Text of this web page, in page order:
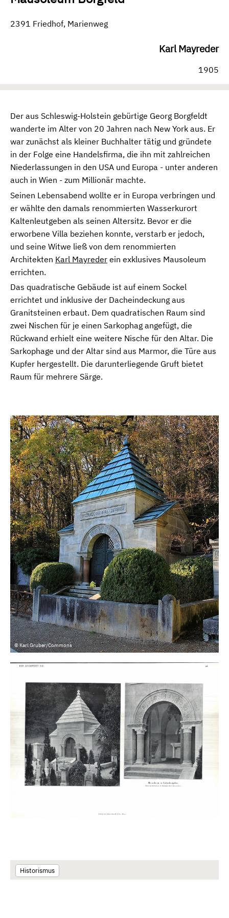
2391 Friedhof, Marienweg
Karl Mayreder
1905
Der aus Schleswig-Holstein gebürtige Georg Borgfeldt
wanderte im Alter von 20 Jahren nach New York aus. Er
war zunächst als kleiner Buchhalter tätig und gründete
in der Folge eine Handelsfirma, die ihn mit zahlreichen
Niederlassungen in den USA und Europa - unter anderen
auch in Wien - zum Millionär machte.
Seinen Lebensabend wollte er in Europa verbringen und
er wählte den damals renommierten Wasserkurort
Kaltenleutgeben als seinen Altersitz. Bevor er die
erworbene Villa beziehen konnte, verstarb er jedoch,
und seine Witwe ließ von dem renommierten
Architekten Karl Mayreder ein exklusives Mausoleum
errichten.
Das quadratische Gebäude ist auf einem Sockel
errichtet und inklusive der Dacheindeckung aus
Granitsteinen erbaut. Dem quadratischen Raum sind
zwei Nischen für je einen Sarkophag angefügt, die
Rückwand erhielt eine weitere Nische für den Altar. Die
Sarkophage und der Altar sind aus Marmor, die Türe aus
Kupfer hergestellt. Die darunterliegende Gruft bietet
Raum für mehrere Särge.
© Karl Gruber/Commons
Historismus